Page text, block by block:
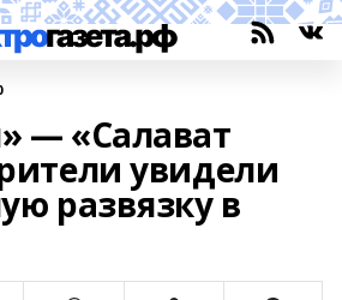
— «Салават
увидели
развязку в